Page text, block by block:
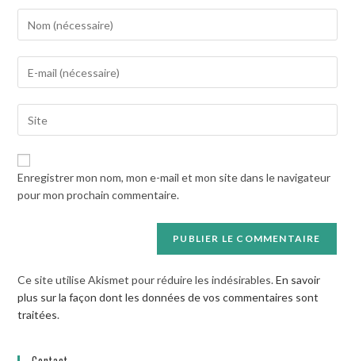
your
username
to
comment
your
address
to
comment
l’URL
votre
site
(facultatif)
Enregistrer mon nom, mon e-mail et mon site dans le navigateur
pour mon prochain commentaire.
Ce site utilise Akismet pour réduire les indésirables.En savoir
plus sur la façon dont les données de vos commentaires sont
traitées.